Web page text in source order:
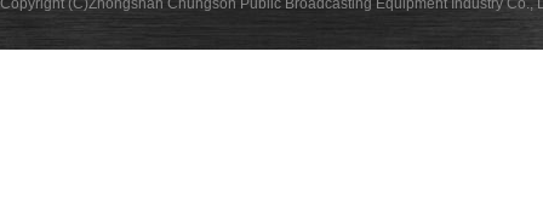
Copyright (C)Zhongshan Chungson Public Broadcasting Equipment Industry